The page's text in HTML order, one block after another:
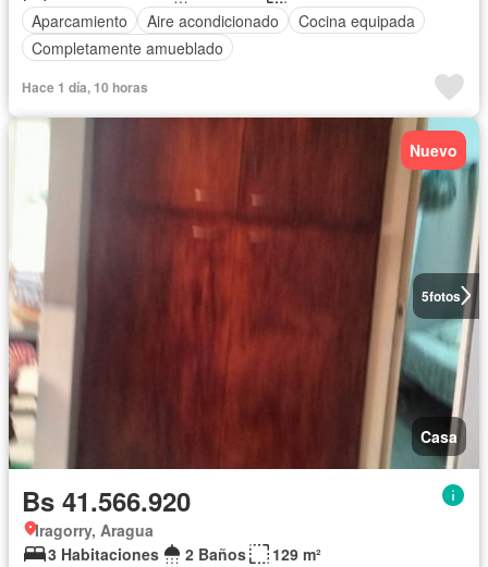
Aparcamiento
Aire acondicionado
Cocina equipada
Completamente amueblado
Hace 1 día, 10 horas
5fotos
Nuevo
Casa
Bs 41.566.920
Iragorry, Aragua
3 Habitaciones
2 Baños
129 m²